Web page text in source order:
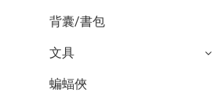
背囊/書包
文具
蝙蝠俠